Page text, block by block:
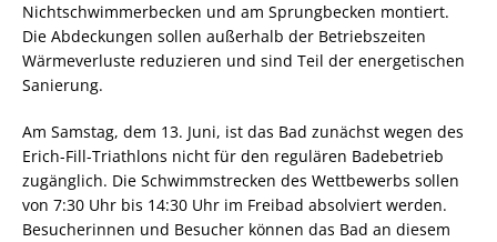
Nichtschwimmerbecken und am Sprungbecken montiert.
Die Abdeckungen sollen außerhalb der Betriebszeiten
Wärmeverluste reduzieren und sind Teil der energetischen
Sanierung.
Am Samstag, dem 13. Juni, ist das Bad zunächst wegen des
Erich-Fill-Triathlons nicht für den regulären Badebetrieb
zugänglich. Die Schwimmstrecken des Wettbewerbs sollen
von 7:30 Uhr bis 14:30 Uhr im Freibad absolviert werden.
Besucherinnen und Besucher können das Bad an diesem